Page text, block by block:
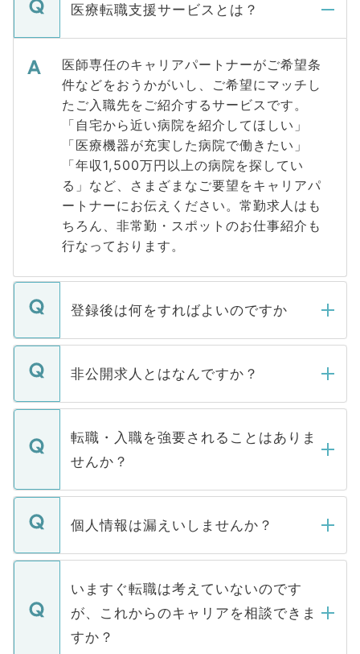
医療転職支援サービスとは？
医師専任のキャリアパートナーがご希望条
件などをおうかがいし、ご希望にマッチし
たご入職先をご紹介するサービスです。
「自宅から近い病院を紹介してほしい」
「医療機器が充実した病院で働きたい」
「年収1,500万円以上の病院を探してい
る」など、さまざまなご要望をキャリアパ
ートナーにお伝えください。常勤求人はも
ちろん、非常勤・スポットのお仕事紹介も
行なっております。
登録後は何をすればよいのですか
ご登録いただきましたら、弊社担当者がご
登録内容を確認し、その後メールもしくは
ます。通常、5営業日以内にはご連絡をせて
いただきますので、しばらくお待ちくださ
い。
非公開求人とはなんですか？
マイナビDOCTORで取り扱っている求人の
うち約3割は、Webサイトからご覧いただ
けない「非公開求人」です。非公開求人は
下記の理由によって、一般には公開してい
ません。
■応募殺到を避けるため 人気のある医療機
関を公にしてしまうと、応募が殺到する場
に、医療機関が求める条件に合った人材の
みを人材紹介会社に依頼するケースが増え
ています。
転職・入職を強要されることはありま
せんか？
転職・入職を強要することは一切ありませ
ん。また、仮に応募先から内定をいただい
定を承諾する必要はありません。内定先へ
の辞退の連絡はキャリアパートナーが行い
ますので、ご安心ください。
個人情報は漏えいしませんか？
個人情報が漏えいすることはありませんの
で、ご安心ください。当サイトからの登録
などで収集したご登録者様の個人情報は、
ご本人のキャリアアップおよび転職活動の
支援を目的に使用いたします。お預かりし
いますぐ転職は考えていないのです
が、これからのキャリアを相談できま
すか？